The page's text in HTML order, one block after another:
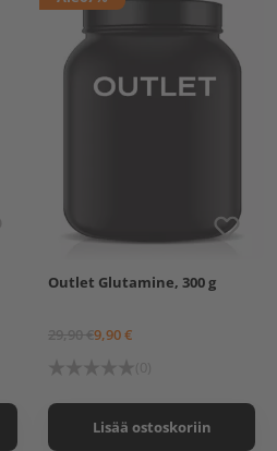
Outlet Glutamine, 300 g
29,90 €9,90 €
Lisää ostoskoriin